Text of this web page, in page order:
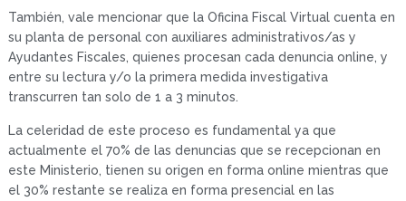
También, vale mencionar que la Oficina Fiscal Virtual cuenta en
su planta de personal con auxiliares administrativos/as y
Ayudantes Fiscales, quienes procesan cada denuncia online, y
entre su lectura y/o la primera medida investigativa
transcurren tan solo de 1 a 3 minutos.
La celeridad de este proceso es fundamental ya que
actualmente el 70% de las denuncias que se recepcionan en
este Ministerio, tienen su origen en forma online mientras que
el 30% restante se realiza en forma presencial en las